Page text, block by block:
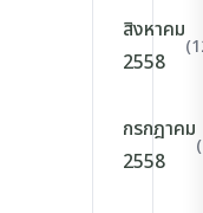
สิงหาคม
2558
กรกฎาคม
2558